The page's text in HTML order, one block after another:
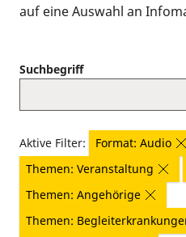
auf eine Auswahl an
Suchbegriff
Aktive Filter:
Format: Audio
Themen: Veranstaltung
Themen: Angehörige
Themen: